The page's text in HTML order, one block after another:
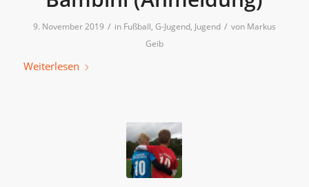
9. November 2019 / in Fußball, G-Jugend, Jugend / von Markus
Geib
Weiterlesen